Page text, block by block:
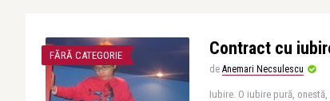
FĂRĂ CATEGORIE Contract cu
de Anemari Necsulescu
Iubire. O iubire pură,